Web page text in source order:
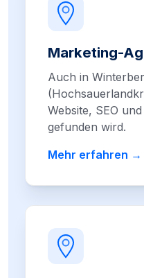
Marketing-
Auch in
Website, SEO
gefunden wird.
Mehr erfahren →